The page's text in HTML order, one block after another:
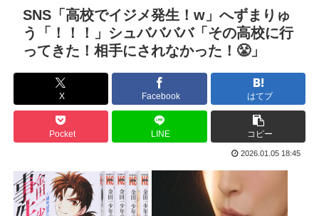
海外「ディズニーがゴミのようだ！」日本がアニメ化した米人...
今期アニメの評価、ついに固まる
韓国人「韓国サッカー協会W杯予選で外国人審判に性接待した...
「味方のふりをしてたが、実は敵のスパイだったキャラ」 何...
みいちゃん作者、お気持ち表明ツイートから1週間沈黙www
高市総書記に逆らった財務官僚、左遷されるwww
ヒロアカ見たらまじで好きになったんやが
【画像】カノカリ女、とんでもないエ口グッズにされてしまい...
韓国人「日本には韓国みたいなドラッグストアがないので韓国...
宮崎駿「声優は娼婦のような声」←これ正論すぎるよな
SNS「高校でイジメ発生！w」へずまりゅ
う「！！！」シュババババ「その高校に行
ってきた！相手にされなかった！😤」
X Facebook はてブ
Pocket LINE コピー
2026.01.05 18:45